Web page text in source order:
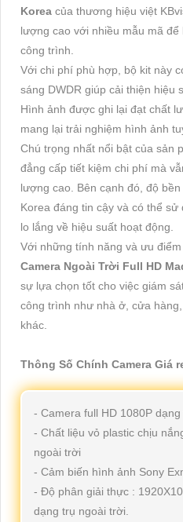
Korea của thương hiệu việt
lượng cao với nhiều mẫu mã
công trình.
Với chi phí phù hợp, bộ kit này
sáng DWDR giúp cải thiện hiệu
Hình ảnh được ghi lại đạt chất
mang lại trải nghiệm hình ảnh
Chú trọng nhất nổi bật của sản
đẳng cấp tiết kiệm chi phí mà
lượng cao. Bên cạnh đó, độ
Korea đáng tin cậy và có thể
lo lắng về hiệu suất hoạt động.
Với những tính năng và ưu
Camera Ngoài Trời Full HD
sự lựa chọn tốt cho việc giám
công trình như nhà ở, cửa
khác.
Thông Số Chính Camera Giá
- Camera full HD 1080P
- Chất liệu vỏ plastic chịu
ngoài trời
- Cảm biến hình ảnh Sony
- Độ phân giải thực :
dạng trụ ngoài trời.